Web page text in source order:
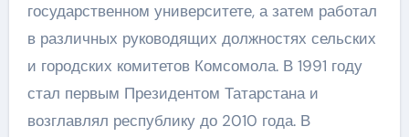
государственном университете, а затем работал
в различных руководящих должностях сельских
и городских комитетов Комсомола. В 1991 году
стал первым Президентом Татарстана и
возглавлял республику до 2010 года. В